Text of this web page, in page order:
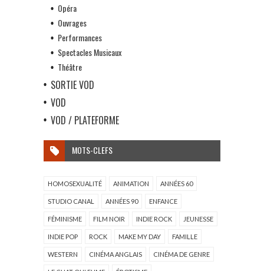
Opéra
Ouvrages
Performances
Spectacles Musicaux
Théâtre
SORTIE VOD
VOD
VOD / PLATEFORME
MOTS-CLEFS
HOMOSEXUALITÉ ANIMATION ANNÉES 60
STUDIO CANAL ANNÉES 90 ENFANCE
FÉMINISME FILM NOIR INDIE ROCK JEUNESSE
INDIE POP ROCK MAKE MY DAY FAMILLE
WESTERN CINÉMA ANGLAIS CINÉMA DE GENRE